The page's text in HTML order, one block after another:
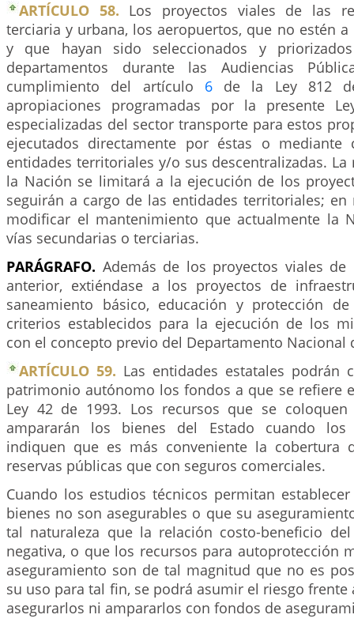
ARTÍCULO 58. Los proyectos viales de las
terciaria y urbana, los aeropuertos, que no estén
y que hayan sido seleccionados y
departamentos durante las Audiencias
cumplimiento del artículo 6de la Ley 812
apropiaciones programadas por la presente
especializadas del sector transporte para estos
ejecutados directamente por éstas o mediante
entidades territoriales y/o sus descentralizadas.
la Nación se limitará a la ejecución de los
seguirán a cargo de las entidades territoriales;
modificar el mantenimiento que actualmente la
vías secundarias o terciarias.
PARÁGRAFO. Además de los proyectos viales
anterior, extiéndase a los proyectos de
saneamiento básico, educación y protección
criterios establecidos para la ejecución de los
con el concepto previo del Departamento Nacional
ARTÍCULO 59. Las entidades estatales podrán
patrimonio autónomo los fondos a que se refiere
Ley 42 de 1993. Los recursos que se
ampararán los bienes del Estado cuando los
indiquen que es más conveniente la cobertura
reservas públicas que con seguros comerciales.
Cuando los estudios técnicos permitan
bienes no son asegurables o que su
tal naturaleza que la relación costo-beneficio
negativa, o que los recursos para autoprotección
aseguramiento son de tal magnitud que no es
su uso para tal fin, se podrá asumir el riesgo frente
asegurarlos ni ampararlos con fondos de